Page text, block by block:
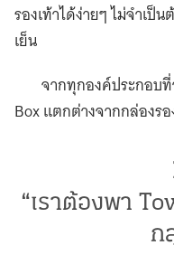
รองเท้าได้ง่ายๆ ไม่จำเป็
เย็น
จากทุกองค์ประกอบที่
Box แตกต่างจากกล่องร
“เราต้องพา
ก